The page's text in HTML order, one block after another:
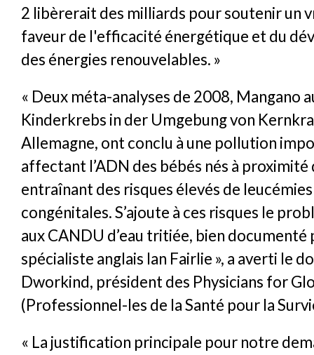
2 libèrerait des milliards pour soutenir un
faveur de l'efficacité énergétique et du
des énergies renouvelables. »
« Deux méta-analyses de 2008, Mangano
Kinderkrebs in der Umgebung von
Allemagne, ont conclu à une pollution
affectant l’ADN des bébés nés à proximité
entraînant des risques élevés de
congénitales. S’ajoute à ces risques le
aux CANDU d’eau tritiée, bien documenté
spécialiste anglais Ian Fairlie », a averti le
Dworkind, président des Physicians for
(Professionnel-les de la Santé pour la
« La justification principale pour notre